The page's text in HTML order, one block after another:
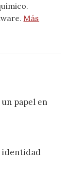
Más
papel en
identidad